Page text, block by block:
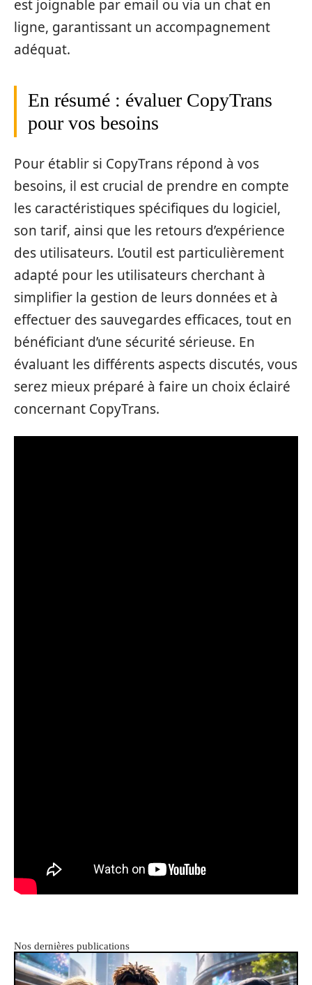
est joignable par email ou via un chat en
ligne, garantissant un accompagnement
adéquat.
En résumé : évaluer CopyTrans
pour vos besoins
Pour établir si CopyTrans répond à vos
besoins, il est crucial de prendre en compte
les caractéristiques spécifiques du logiciel,
son tarif, ainsi que les retours d’expérience
des utilisateurs. L’outil est particulièrement
adapté pour les utilisateurs cherchant à
simplifier la gestion de leurs données et à
effectuer des sauvegardes efficaces, tout en
bénéficiant d’une sécurité sérieuse. En
évaluant les différents aspects discutés, vous
serez mieux préparé à faire un choix éclairé
concernant CopyTrans.
Nos dernières publications